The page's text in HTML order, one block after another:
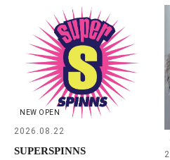
NEW OPEN
2026.08.22
SUPERSPINNS